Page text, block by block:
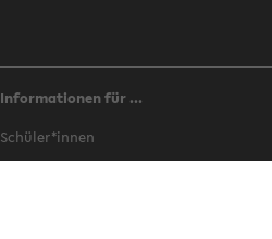
Informationen für ...
Schü­ler*innen